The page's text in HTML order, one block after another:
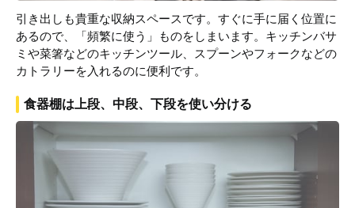
引き出しも貴重な収納スペースです。すぐに手に届く位置に
あるので、「頻繁に使う」ものをしまいます。キッチンバサ
ミや菜箸などのキッチンツール、スプーンやフォークなどの
カトラリーを入れるのに便利です。
食器棚は上段、中段、下段を使い分ける